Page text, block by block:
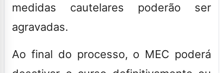
medidas cautelares poderão ser
agravadas.
Ao final do processo, o MEC poderá